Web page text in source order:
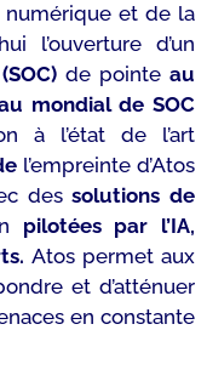
numérique et de la
l’ouverture d’un
de pointeau
mondial de SOC
à l’état de l’art
l’empreinte d’Atos
dessolutions de
pilotées par l’IA,
Atos permet aux
et d’atténuer
en constante